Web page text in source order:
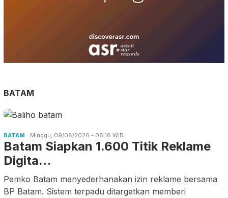
BATAM
BATAM Minggu, 09/08/2026 - 08:18 WIB
Batam Siapkan 1.600 Titik Reklame
Digita…
Pemko Batam menyederhanakan izin reklame bersama
BP Batam. Sistem terpadu ditargetkan memberi